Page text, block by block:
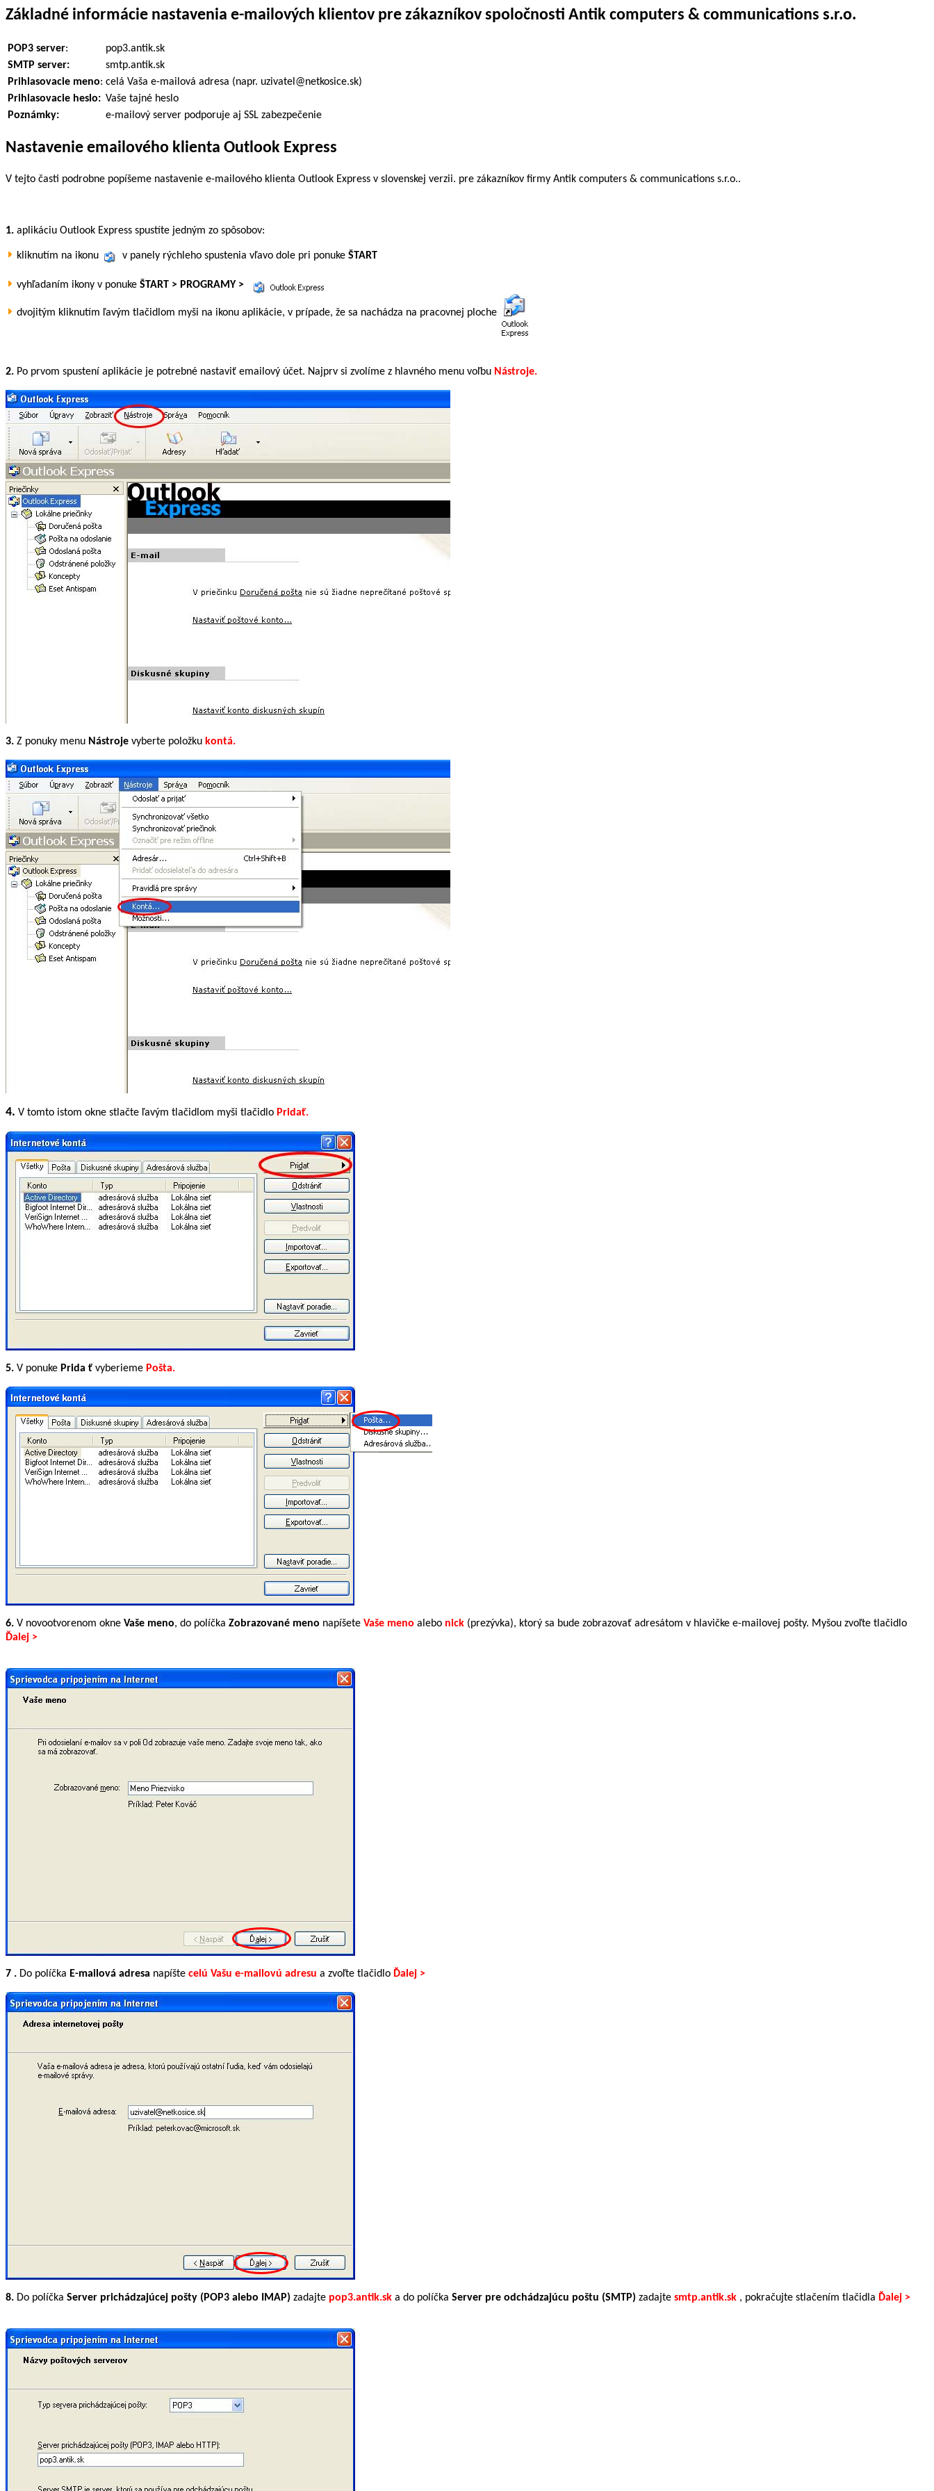
Základné informácie nastavenia e-mailových klientov pre zákazníkov spoločnosti Antik computers & communications s.r.o.
POP3 server:
pop3.antik.sk
SMTP server:
smtp.antik.sk
Prihlasovacie meno: celá Vaša e-mailová adresa (napr. uzivatel@netkosice.sk)
Prihlasovacie heslo: Vaše tajné heslo
Poznámky:
e-mailový server podporuje aj SSL zabezpečenie
Nastavenie emailového klienta Outlook Express
V tejto časti podrobne popíšeme nastavenie e-mailového klienta Outlook Express v slovenskej verzii. pre zákazníkov firmy Antik computers & communications s.r.o..
1. aplikáciu Outlook Express spustíte jedným zo spôsobov:
kliknutím na ikonu v panely rýchleho spustenia vľavo dole pri ponuke ŠTART
vyhľadaním ikony v ponuke ŠTART > PROGRAMY >
dvojitým kliknutím ľavým tlačidlom myši na ikonu aplikácie, v prípade, že sa nachádza na pracovnej ploche
2. Po prvom spustení aplikácie je potrebné nastaviť emailový účet. Najprv si zvolíme z hlavného menu voľbu Nástroje.
3. Z ponuky menu Nástroje vyberte položku kontá.
4. V tomto istom okne stlačte ľavým tlačidlom myši tlačidlo Pridať.
5. V ponuke Prida ť vyberieme Pošta.
6. V novootvorenom okne Vaše meno, do políčka Zobrazované meno napíšete Vaše meno alebo nick (prezývka), ktorý sa bude zobrazovať adresátom v hlavičke e-mailovej pošty. Myšou zvoľte tlačidlo
Ďalej >
7 . Do políčka E-mailová adresa napíšte celú Vašu e-mailovú adresu a zvoľte tlačidlo Ďalej >
8. Do políčka Server prichádzajúcej pošty (POP3 alebo IMAP) zadajte pop3.antik.sk a do políčka Server pre odchádzajúcu poštu (SMTP) zadajte smtp.antik.sk , pokračujte stlačením tlačidla Ďalej >